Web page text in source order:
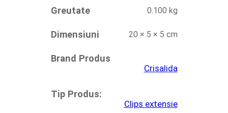
Greutate 0.100 kg
Dimensiuni 20 × 5 × 5 cm
Brand Produs
Crisalida
Tip Produs:
Clips extensie